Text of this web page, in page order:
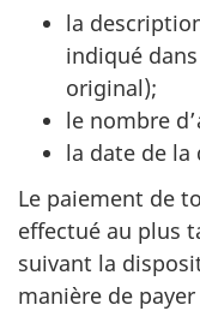
la
indiqué
original);
le nombre
la date de
Le paiement de
effectué au plus
suivant la
manière de